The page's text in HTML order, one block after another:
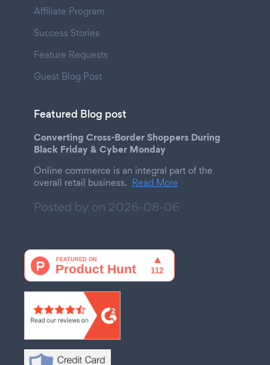
Affiliate Program
Success Stories
Feature Requests
Guest Blog Post
Featured Blog post
Converting Cross-Border Shoppers During
Black Friday & Cyber Monday
Online commerce is an integral part of the
overall retail business. Read More
Posted by on 2026-08-06